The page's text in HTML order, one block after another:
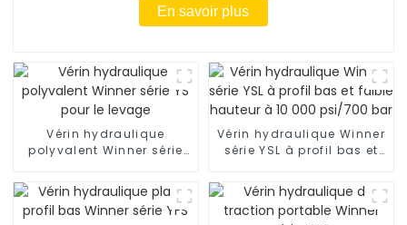
En savoir plus
Vérin hydraulique
polyvalent Winner série
Vérin hydraulique Winner
série YSL à profil bas et
psi/700 bar